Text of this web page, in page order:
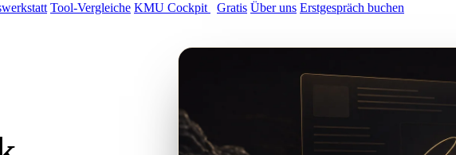
Tool-Vergleiche KMU Cockpit Gratis Über uns Erstgespräch buchen